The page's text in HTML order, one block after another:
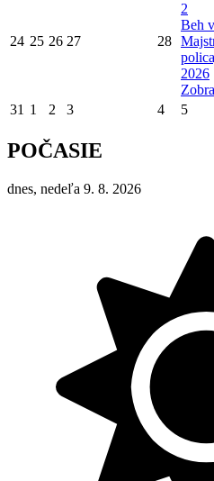
24 25 26 27 28
2
Beh
2026
31 1 2 3 4 5
POČASIE
dnes, nedeľa 9. 8. 2026